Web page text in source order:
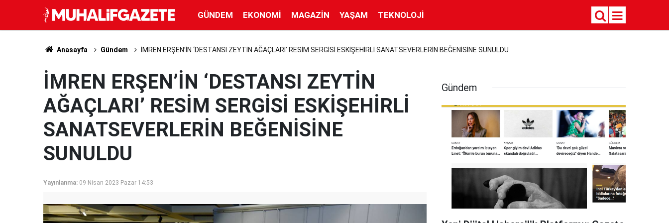
GÜNDEM EKONOMI MAGAZIN YAŞAM TEKNOLOJI
Anasayfa Gündem İMREN ERŞEN’İN ‘DESTANSI ZEYTİN AĞAÇLARI’ RESİM SERGİSİ ESKİŞEHİRLİ SANATSEVERLERİN BEĞENİSİNE SUNULDU
İMREN ERŞEN’İN ‘DESTANSI ZEYTİN
AĞAÇLARI’ RESİM SERGİSİ ESKİŞEHİRLİ
SANATSEVERLERİN BEĞENİSİNE
SUNULDU
Yayınlanma: 09 Nisan 2023 Pazar 14:53
Gündem